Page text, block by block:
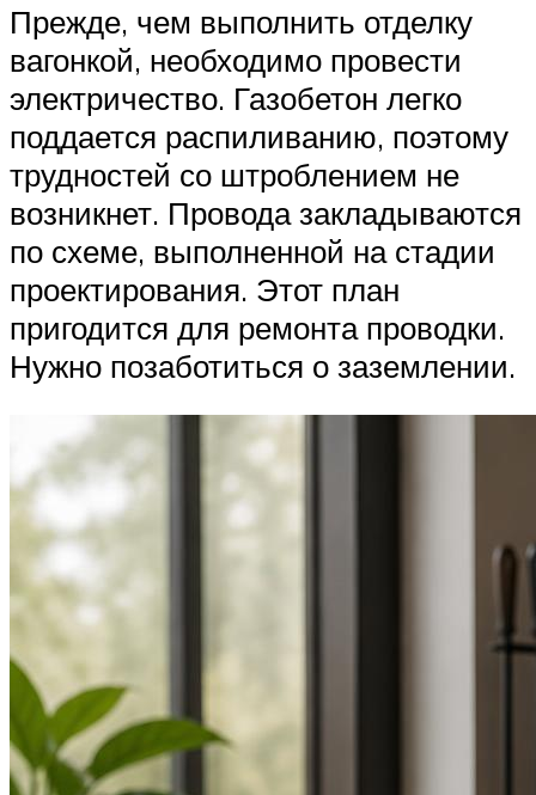
Прежде, чем выполнить отделку
вагонкой, необходимо провести
электричество. Газобетон легко
поддается распиливанию, поэтому
трудностей со штроблением не
возникнет. Провода закладываются
по схеме, выполненной на стадии
проектирования. Этот план
пригодится для ремонта проводки.
Нужно позаботиться о заземлении.